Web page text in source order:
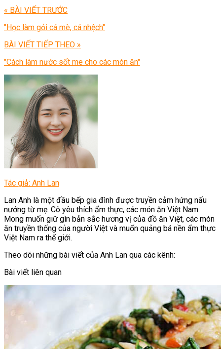
« BÀI VIẾT TRƯỚC
"Học làm gỏi cá mè, cá nhệch"
BÀI VIẾT TIẾP THEO »
"Cách làm nước sốt me cho các món ăn"
Tác giả: Anh Lan
Lan Anh là một đầu bếp gia đình được truyền cảm hứng nấu
nướng từ mẹ. Cô yêu thích ẩm thực, các món ăn Việt Nam.
Mong muốn giữ gìn bản sắc hương vị của đồ ăn Việt, các món
ăn truyền thống của người Việt và muốn quảng bá nền ẩm thực
Việt Nam ra thế giới.
Theo dõi những bài viết của Anh Lan qua các kênh:
Bài viết liên quan